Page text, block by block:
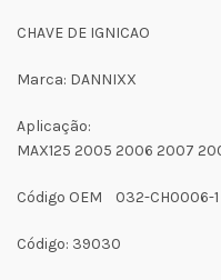
CHAVE DE IGNICAO
Marca: DANNIXX
Aplicação:
MAX125 2005 2006 2007
Código OEM 032-CH0006-1
Código: 39030